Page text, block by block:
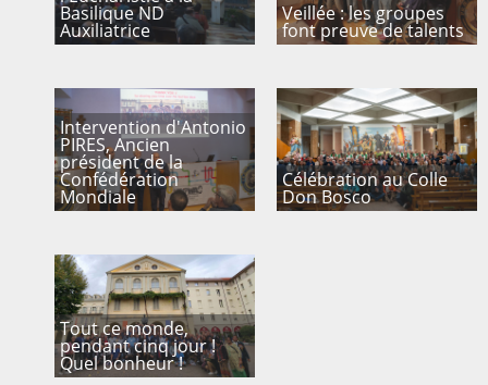
Basilique ND
Auxiliatrice
Veillée : les groupes
font preuve de talents
Intervention d'Antonio
PIRES, Ancien
président de la
Confédération
Mondiale
Célébration au Colle
Don Bosco
Tout ce monde,
pendant cinq jour !
Quel bonheur !